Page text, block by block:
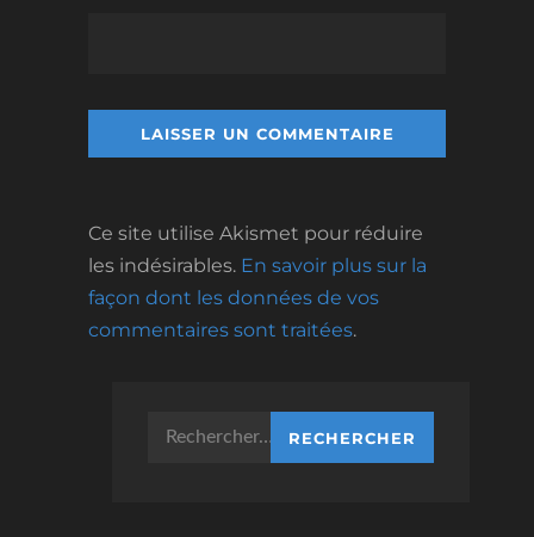
Ce site utilise Akismet pour réduire
les indésirables. En savoir plus sur la
façon dont les données de vos
commentaires sont traitées.
Rechercher :